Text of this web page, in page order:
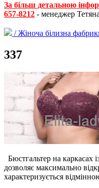
За більш детальною
657-8212 - менеджер Тетяна
/Жіноча білизна
337
Бюстгальтер на каркасах
дозволяє максимально
характеризується